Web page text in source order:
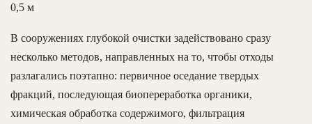
0,5 м
В сооружениях глубокой очистки задействовано сразу
несколько методов, направленных на то, чтобы отходы
разлагались поэтапно: первичное оседание твердых
фракций, последующая биопереработка органики,
химическая обработка содержимого, фильтрация